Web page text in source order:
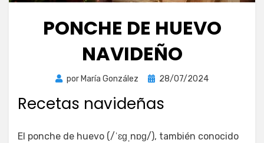
PONCHE DE HUEVO
NAVIDEÑO
por María González
Publicada
28/07/2024
Recetas navideñas
El ponche de huevo (/ˈɛɡˌnɒɡ/), también conocido